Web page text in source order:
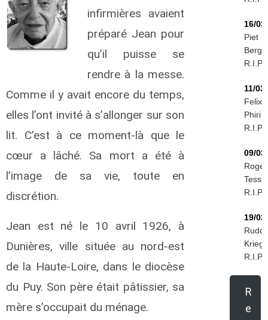
infirmières avaient
préparé Jean pour
qu’il puisse se
rendre à la messe.
Comme il y avait encore du temps,
elles l’ont invité à s’allonger sur son
lit. C’est à ce moment-là que le
cœur a lâché. Sa mort a été à
l’image de sa vie, toute en
discrétion.
Jean est né le 10 avril 1926, à
Dunières, ville située au nord-est
de la Haute-Loire, dans le diocèse
du Puy. Son père était pâtissier, sa
mère s’occupait du ménage.
16/
Piet
R.I.P.
11/
Felix
Phiri
R.I.P.
09/
Roger
R.I.P.
19/
R.I.P.
R
e